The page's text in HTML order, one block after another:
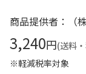
商品提供者：（
3,240円(送料
※軽減税率対象